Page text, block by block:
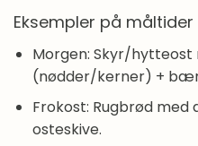
Eksempler på måltider
Morgen: Skyr/hytteost
(nødder/kerner) +
Frokost: Rugbrød
osteskive.